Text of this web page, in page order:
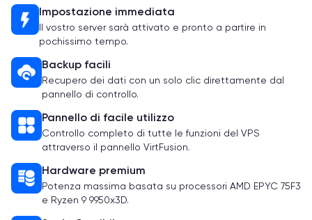
Impostazione immediata
Il vostro server sarà attivato e pronto a partire in
pochissimo tempo.
Backup facili
Recupero dei dati con un solo clic direttamente dal
pannello di controllo.
Pannello di facile utilizzo
Controllo completo di tutte le funzioni del VPS
attraverso il pannello VirtFusion.
Hardware premium
Potenza massima basata su processori AMD EPYC 75F3
e Ryzen 9 9950x3D.